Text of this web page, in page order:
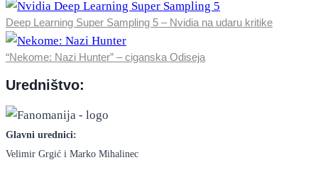
Deep Learning Super Sampling 5 – Nvidia na udaru kritike
“Nekome: Nazi Hunter” – ciganska Odiseja
Uredništvo:
Glavni urednici:
Velimir Grgić i Marko Mihalinec